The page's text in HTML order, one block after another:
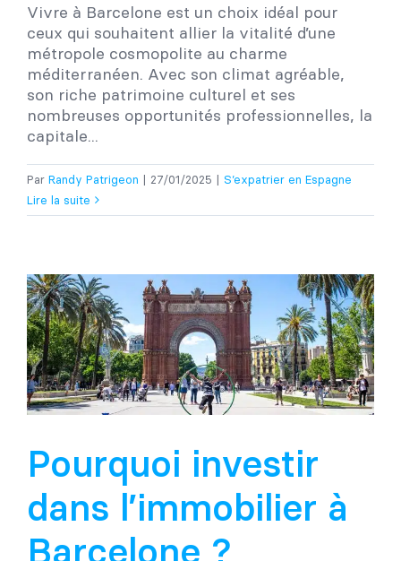
Vivre à Barcelone est un choix idéal pour
ceux qui souhaitent allier la vitalité d’une
métropole cosmopolite au charme
méditerranéen. Avec son climat agréable,
son riche patrimoine culturel et ses
nombreuses opportunités professionnelles, la
capitale...
Par Randy Patrigeon | 27/01/2025 | S’expatrier en Espagne
Lire la suite
Pourquoi investir
dans l’immobilier à
Barcelone ?